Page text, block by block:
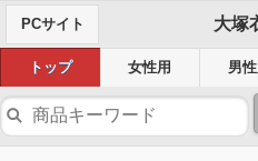
PCサイト 大塚
トップ 女性用 男